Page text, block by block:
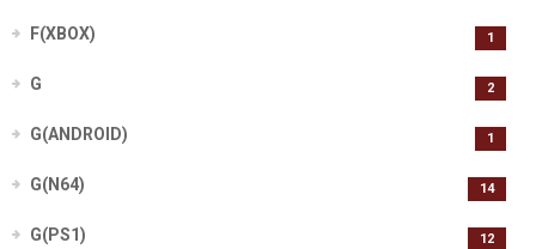
F(XBOX) 1
G 2
G(ANDROID) 1
G(N64) 14
G(PS1) 12